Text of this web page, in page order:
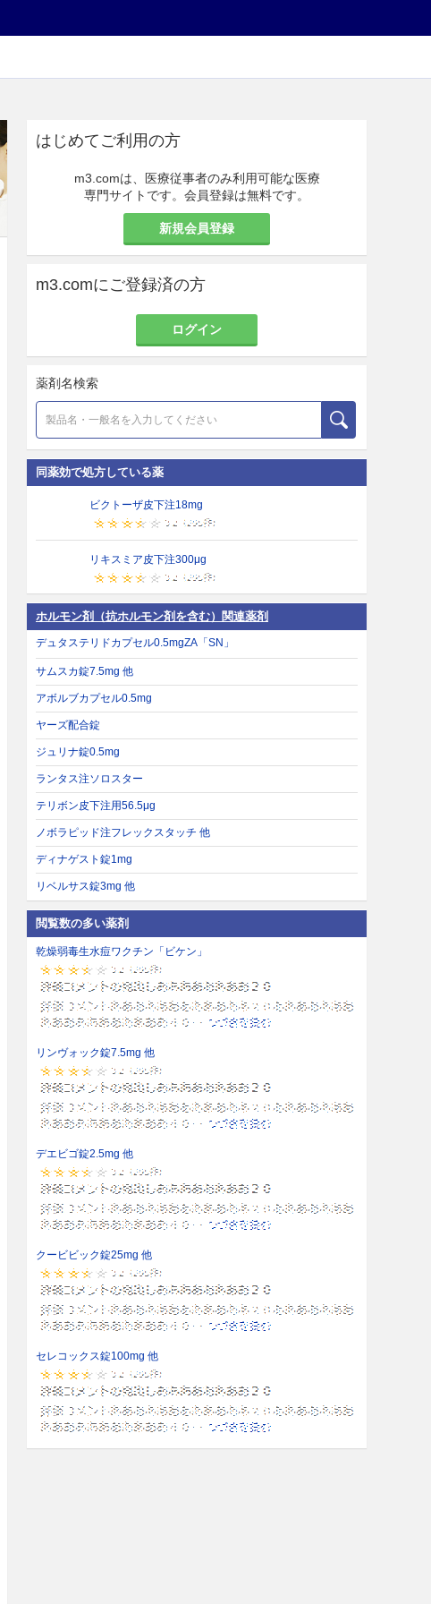
はじめてご利用の方
m3.comは、医療従事者のみ利用可能な医療
専門サイトです。会員登録は無料です。
新規会員登録
m3.comにご登録済の方
ログイン
薬剤名検索
同薬効で処方している薬
ビクトーザ皮下注18mg
リキスミア皮下注300μg
ホルモン剤（抗ホルモン剤を含む）関連薬剤
デュタステリドカプセル0.5mgZA「SN」
サムスカ錠7.5mg 他
アボルブカプセル0.5mg
ヤーズ配合錠
ジュリナ錠0.5mg
ランタス注ソロスター
テリボン皮下注用56.5μg
ノボラピッド注フレックスタッチ 他
ディナゲスト錠1mg
リベルサス錠3mg 他
閲覧数の多い薬剤
乾燥弱毒生水痘ワクチン「ビケン」
リンヴォック錠7.5mg 他
デエビゴ錠2.5mg 他
クービビック錠25mg 他
セレコックス錠100mg 他